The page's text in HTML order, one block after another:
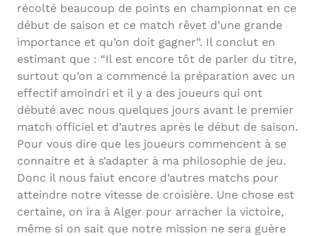
récolté beaucoup de points en championnat en ce
début de saison et ce match rêvet d’une grande
importance et qu’on doit gagner”. Il conclut en
estimant que : “Il est encore tôt de parler du titre,
surtout qu’on a commencé la préparation avec un
effectif amoindri et il y a des joueurs qui ont
débuté avec nous quelques jours avant le premier
match officiel et d’autres après le début de saison.
Pour vous dire que les joueurs commencent à se
connaitre et à s’adapter à ma philosophie de jeu.
Donc il nous faiut encore d’autres matchs pour
atteindre notre vitesse de croisière. Une chose est
certaine, on ira à Alger pour arracher la victoire,
même si on sait que notre mission ne sera guère